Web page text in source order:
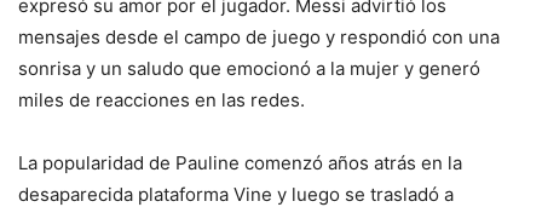
expresó su amor por el jugador. Messi advirtió los
mensajes desde el campo de juego y respondió con una
sonrisa y un saludo que emocionó a la mujer y generó
miles de reacciones en las redes.
La popularidad de Pauline comenzó años atrás en la
desaparecida plataforma Vine y luego se trasladó a